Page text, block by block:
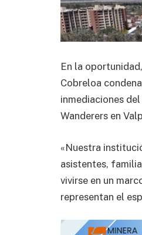
En la
Cobreloa
inmediaciones
Wanderers en
«Nuestra
asistentes,
vivirse en un
representan el